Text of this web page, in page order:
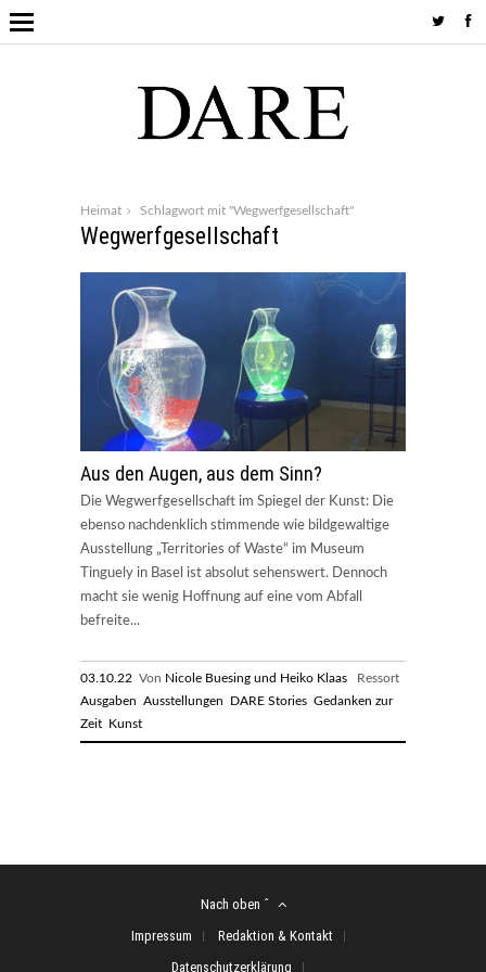
Heimat Schlagwort mit "Wegwerfgesellschaft"
Wegwerfgesellschaft
Aus den Augen, aus dem Sinn?
Die Wegwerfgesellschaft im Spiegel der Kunst: Die
ebenso nachdenklich stimmende wie bildgewaltige
Ausstellung „Territories of Waste“ im Museum
Tinguely in Basel ist absolut sehenswert. Dennoch
macht sie wenig Hoffnung auf eine vom Abfall
befreite...
03.10.22 Von Nicole Buesing und Heiko Klaas Ressort
Ausgaben Ausstellungen DARE Stories Gedanken zur
Zeit Kunst
Nach oben ˆ
Impressum
Redaktion & Kontakt
Datenschutzerklärung